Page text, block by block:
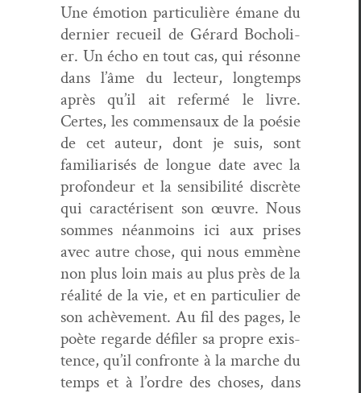
Une émo­tion par­ti­c­ulière émane du
dernier recueil de Gérard Bocholi­
er. Un écho en tout cas, qui résonne
dans l’âme du lecteur, longtemps
après qu’il ait refer­mé le livre.
Certes, les com­men­saux de la poésie
de cet auteur, dont je suis, sont
famil­iarisés de longue date avec la
pro­fondeur et la sen­si­bil­ité dis­crète
qui car­ac­térisent son œuvre. Nous
sommes néan­moins ici aux pris­es
avec autre chose, qui nous emmène
non plus loin mais au plus près de la
réal­ité de la vie, et en par­ti­c­uli­er de
son achève­ment. Au fil des pages, le
poète regarde défil­er sa pro­pre exis­
tence, qu’il con­fronte à la marche du
temps et à l’ordre des choses, dans